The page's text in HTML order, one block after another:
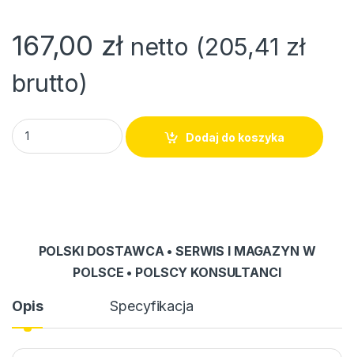
167,00 zł netto (205,41 zł
brutto)
mGuide GST G3 - interkom HoReCa | dodatkowe radio do
Dodaj do koszyka
POLSKI DOSTAWCA • SERWIS I MAGAZYN W
POLSCE • POLSCY KONSULTANCI
Opis Specyfikacja